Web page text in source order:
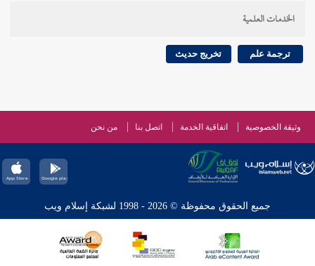
الخدمات العلمية
ترجمة علم تخريج حديث
وثيقة الخصوصية اتفاقية الخدمة اتصل بنا من نحن
جميع الحقوق محفوظة © 2026 - 1998 لشبكة إسلام ويب